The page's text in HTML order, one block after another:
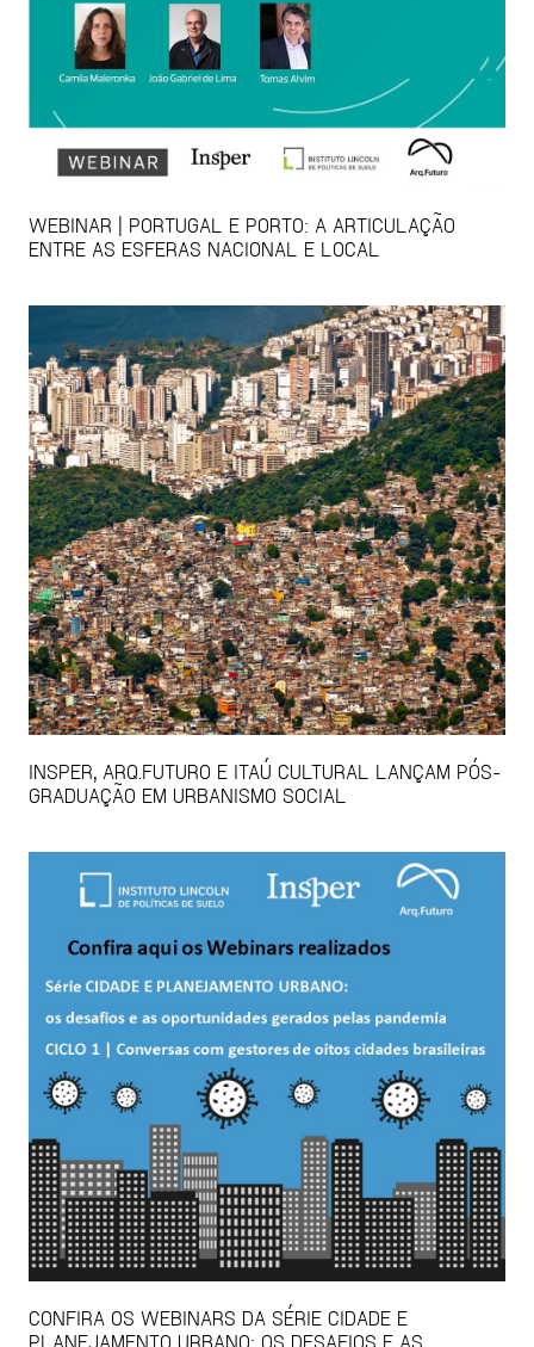
WEBINAR | PORTUGAL E PORTO: A ARTICULAÇÃO
ENTRE AS ESFERAS NACIONAL E LOCAL
INSPER, ARQ.FUTURO E ITAÚ CULTURAL LANÇAM PÓS-
GRADUAÇÃO EM URBANISMO SOCIAL
CONFIRA OS WEBINARS DA SÉRIE CIDADE E
PLANEJAMENTO URBANO: OS DESAFIOS E AS